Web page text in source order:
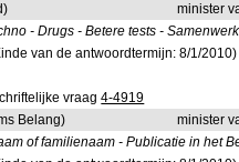
minister
- Drugs - Betere tests -
van de antwoordtermijn: 8/1/2010)
vraag4-4919
Belang)
minister
of familienaam - Publicatie in het